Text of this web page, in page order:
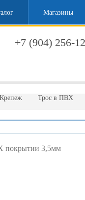
Магазины
+7 (904) 256-
Крепеж Трос в ПВХ